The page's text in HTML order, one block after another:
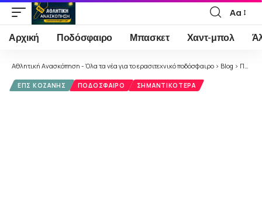
Font
Resizer
Αα
Αρχική Ποδόσφαιρο Μπασκετ Χαντ-μπολ
Αθλητική Ανασκόπηση - Όλα τα νέα για το ερασιτεχνικό ποδόσφαιρο > Blog > Ποδόσφαιρο
ΕΠΣ ΚΟΖΆΝΗΣ ΠΟΔΌΣΦΑΙΡΟ ΣΗΜΑΝΤΙΚΌΤΕΡΑ